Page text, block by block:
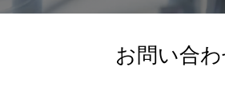
お問い合